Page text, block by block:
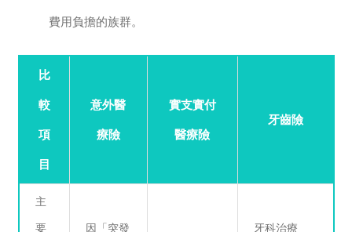
費用負擔的族群。
比
較
項
目
意外醫
療險
實支實付
醫療險
牙齒險
主
要 因「突發 牙科治療